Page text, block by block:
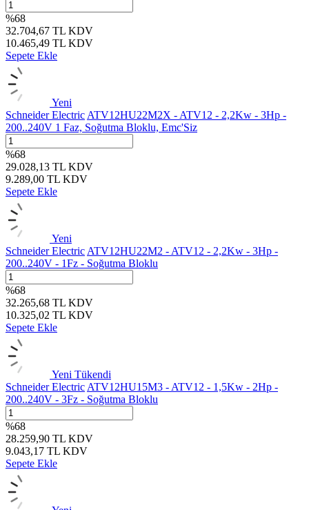
%68
32.704,67 TL KDV
10.465,49 TL KDV
Sepete Ekle
Yeni
Schneider Electric ATV12HU22M2X - ATV12 - 2,2Kw - 3Hp -
200..240V 1 Faz, Soğutma Bloklu, Emc'Siz
%68
29.028,13 TL KDV
9.289,00 TL KDV
Sepete Ekle
Yeni
Schneider Electric ATV12HU22M2 - ATV12 - 2,2Kw - 3Hp -
200..240V - 1Fz - Soğutma Bloklu
%68
32.265,68 TL KDV
10.325,02 TL KDV
Sepete Ekle
Yeni Tükendi
Schneider Electric ATV12HU15M3 - ATV12 - 1,5Kw - 2Hp -
200..240V - 3Fz - Soğutma Bloklu
%68
28.259,90 TL KDV
9.043,17 TL KDV
Sepete Ekle